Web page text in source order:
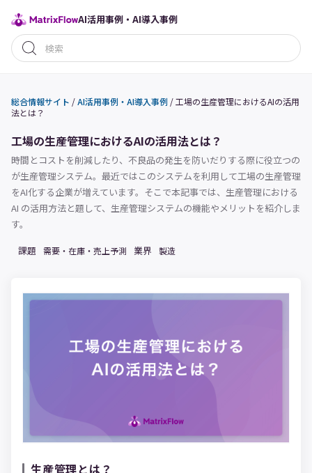
AI活用事例・AI導入事例
総合情報サイト /AI活用事例・AI導入事例 /工場の生産管理におけるAIの活用
法とは？
工場の生産管理におけるAIの活用法とは？
時間とコストを削減したり、不良品の発生を防いだりする際に役立つの
が生産管理システム。最近ではこのシステムを利用して工場の生産管理
をAI化する企業が増えています。そこで本記事では、生産管理における
AI の活用方法と題して、生産管理システムの機能やメリットを紹介しま
す。
課題
需要・在庫・売上予測 業界 製造
生産管理とは？